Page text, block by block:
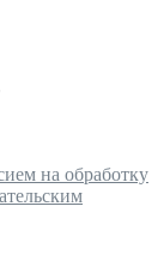
на обработку